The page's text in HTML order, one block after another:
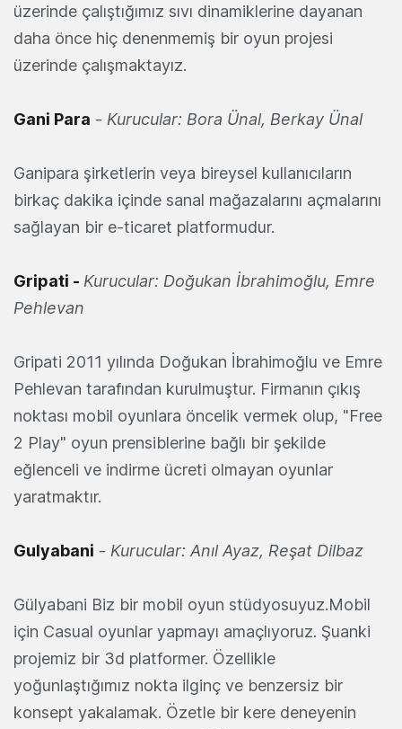
üzerinde çalıştığımız sıvı dinamiklerine dayanan
daha önce hiç denenmemiş bir oyun projesi
üzerinde çalışmaktayız.
Gani Para - Kurucular: Bora Ünal, Berkay Ünal
Ganipara şirketlerin veya bireysel kullanıcıların
birkaç dakika içinde sanal mağazalarını açmalarını
sağlayan bir e-ticaret platformudur.
Gripati - Kurucular: Doğukan İbrahimoğlu, Emre
Pehlevan
Gripati 2011 yılında Doğukan İbrahimoğlu ve Emre
Pehlevan tarafından kurulmuştur. Firmanın çıkış
noktası mobil oyunlara öncelik vermek olup, "Free
2 Play" oyun prensiblerine bağlı bir şekilde
eğlenceli ve indirme ücreti olmayan oyunlar
yaratmaktır.
Gulyabani - Kurucular: Anıl Ayaz, Reşat Dilbaz
Gülyabani Biz bir mobil oyun stüdyosuyuz.Mobil
için Casual oyunlar yapmayı amaçlıyoruz. Şuanki
projemiz bir 3d platformer. Özellikle
yoğunlaştığımız nokta ilginç ve benzersiz bir
konsept yakalamak. Özetle bir kere deneyenin